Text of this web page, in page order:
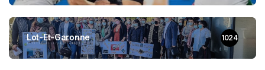
Lot-Et-Garonne 1024